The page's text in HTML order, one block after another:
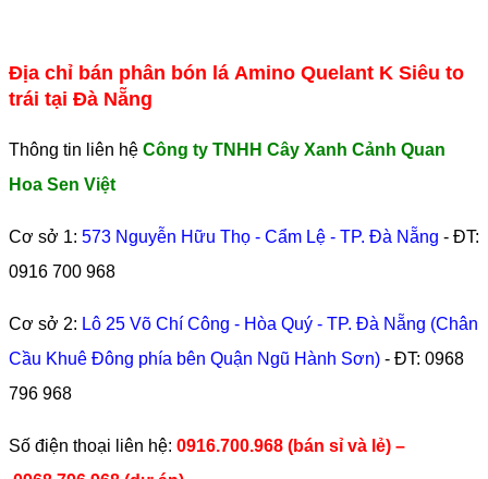
Địa chỉ bán phân bón lá Amino Quelant K Siêu to
trái tại Đà Nẵng
Thông tin liên hệ Công ty TNHH Cây Xanh Cảnh Quan
Hoa Sen Việt
Cơ sở 1: 573 Nguyễn Hữu Thọ - Cẩm Lệ - TP. Đà Nẵng - ĐT:
0916 700 968
Cơ sở 2: Lô 25 Võ Chí Công - Hòa Quý - TP. Đà Nẵng (Chân
Cầu Khuê Đông phía bên Quận Ngũ Hành Sơn) - ĐT: 0968
796 968
​Số điện thoại liên hệ: 0916.700.968 (bán sỉ và lẻ) –